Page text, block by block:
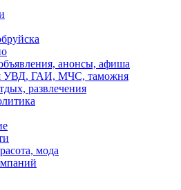
анонсы, афиша
УВД, ГАИ, МЧС, таможня
развлечения
мода